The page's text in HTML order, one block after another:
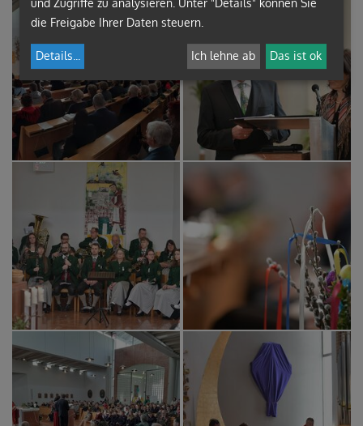
die Freigabe Ihrer Daten steuern.
Details Ich lehne ab Das ist ok